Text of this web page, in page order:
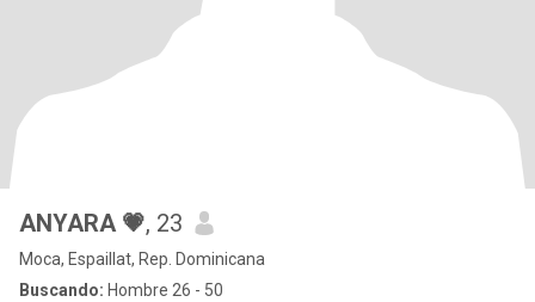
ANYARA 💗, 23
Moca, Espaillat, Rep. Dominicana
Buscando: Hombre 26 - 50